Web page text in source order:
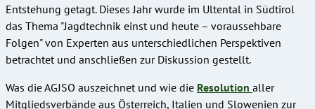
Entstehung getagt. Dieses Jahr wurde im Ultental in Südtirol
das Thema "Jagdtechnik einst und heute – voraussehbare
Folgen" von Experten aus unterschiedlichen Perspektiven
betrachtet und anschließen zur Diskussion gestellt.
Was die AGJSO auszeichnet und wie die Resolution aller
Mitgliedsverbände aus Österreich, Italien und Slowenien zur